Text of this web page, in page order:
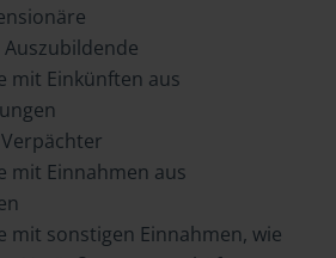
mit Einkünften aus
mit Einnahmen aus
mit sonstigen Einnahmen, wie